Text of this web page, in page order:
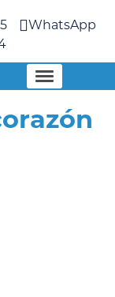
WhatsApp